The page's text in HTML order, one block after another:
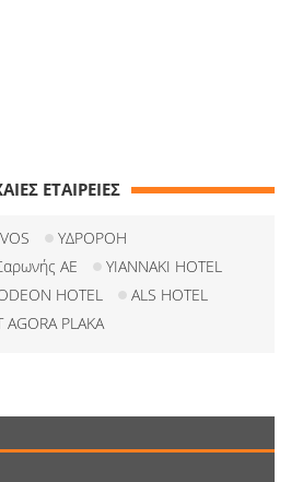
ΕΤΑΙΡΕΙΕΣ
ΥΔΡΟΡΟΗ
ΑΕ
YIANNAKI HOTEL
HOTEL
ALS HOTEL
AGORA PLAKA